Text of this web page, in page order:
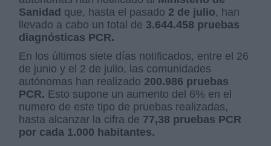
Sanidad que, hasta el pasado 2 de julio, han
llevado a cabo un total de 3.644.458 pruebas
diagnósticas PCR.
En los últimos siete días notificados, entre el 26
de junio y el 2 de julio, las comunidades
autónomas han realizado 200.986 pruebas
PCR. Esto supone un aumento del 6% en el
numero de este tipo de pruebas realizadas,
hasta alcanzar la cifra de 77,38 pruebas PCR
por cada 1.000 habitantes.